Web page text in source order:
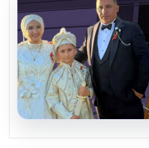
06.08.2026